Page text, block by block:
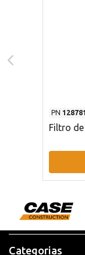
PN
Filtro de
Categorias